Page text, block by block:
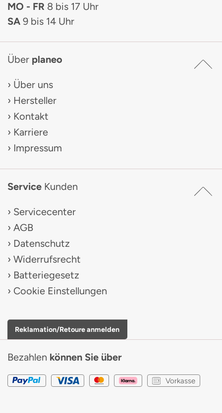
MO - FR 8 bis 17 Uhr
SA 9 bis 14 Uhr
Über planeo
Über uns
Hersteller
Kontakt
Karriere
Impressum
Service Kunden
Servicecenter
AGB
Datenschutz
Widerrufsrecht
Batteriegesetz
Cookie Einstellungen
Reklamation/Retoure anmelden
Bezahlen können Sie über
Vorkasse